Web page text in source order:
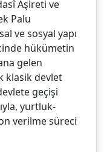
Aşireti ve
Palu
ve sosyal yapı
hükümetin
gelen
klasik devlet
geçişi
yurtluk-
verilme süreci